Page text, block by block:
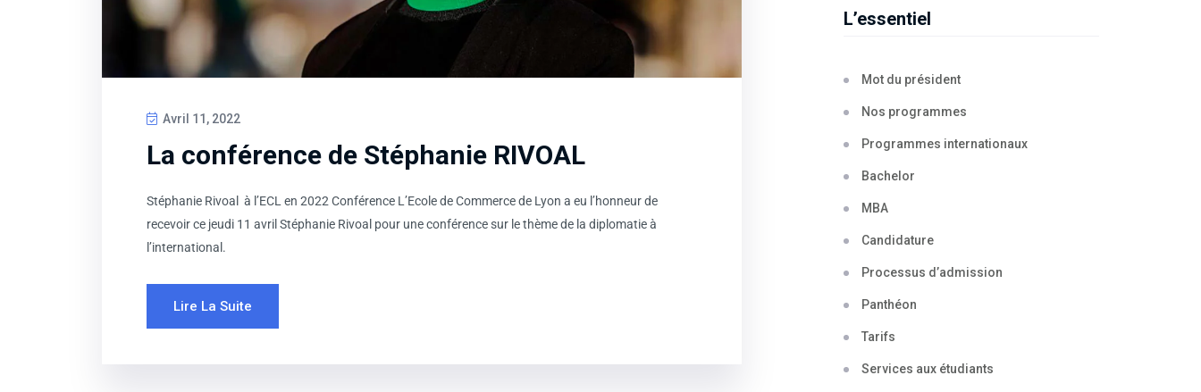
Avril 11, 2022
La conférence de Stéphanie RIVOAL
Stéphanie Rivoal à l’ECL en 2022 Conférence L’Ecole de Commerce de Lyon a eu l’honneur de
recevoir ce jeudi 11 avril Stéphanie Rivoal pour une conférence sur le thème de la diplomatie à
l’international.
Lire La Suite
L’essentiel
Mot du président
Nos programmes
Programmes internationaux
Bachelor
MBA
Candidature
Processus d’admission
Panthéon
Tarifs
Services aux étudiants